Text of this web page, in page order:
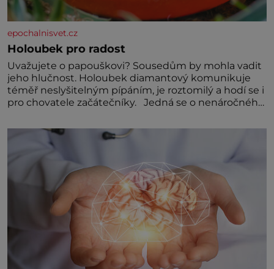
epochalnisvet.cz
Holoubek pro radost
Uvažujete o papouškovi? Sousedům by mohla vadit
jeho hlučnost. Holoubek diamantový komunikuje
téměř neslyšitelným pípáním, je roztomilý a hodí se i
pro chovatele začátečníky. Jedná se o nenáročného
Hodně času tráví na zemi, kde sbírá zbytky semínek
Jeho domovinou je prakticky celá Austrálie s
výjimkou pobřežní oblasti.